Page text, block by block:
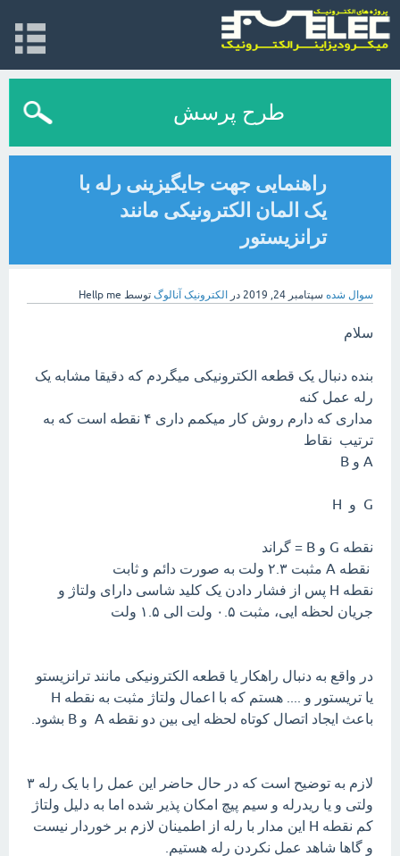
طرح پرسش
راهنمایی جهت جایگیزینی رله با
یک المان الکترونیکی مانند
ترانزیستور
سوال شده سپتامبر 24, 2019 در الکترونیک آنالوگ توسط Hellp me
سلام
بنده دنبال یک قطعه الکترونیکی میگردم که دقیقا مشابه یک
رله عمل کنه
مداری که دارم روش کار میکمم داری ۴ نقطه است که به
ترتیب نقاط
A و B
G و H
نقطه G و B = گراند
نقطه A مثبت ۲.۳ ولت به صورت دائم و ثابت
نقطه H پس از فشار دادن یک کلید شاسی دارای ولتاژ و
جریان لحظه ایی، مثبت ۰.۵ ولت الی ۱.۵ ولت
در واقع به دنبال راهکار یا قطعه الکترونیکی مانند ترانزیستو
یا تریستور و .... هستم که با اعمال ولتاژ مثبت به نقطه H
باعث ایجاد اتصال کوتاه لحظه ایی بین دو نقطه A و B بشود.
لازم به توضیح است که در حال حاضر این عمل را با یک رله ۳
ولتی و یا ریدرله و سیم پیچ امکان پذیر شده اما به دلیل ولتاژ
کم نقطه H این مدار با رله از اطمینان لازم بر خوردار نیست
و گاها شاهد عمل نکردن رله هستیم.